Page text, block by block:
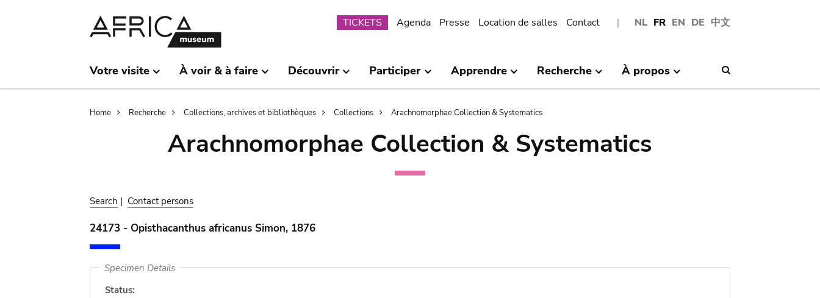
NL FR EN DE 中文
Submenu
TICKETS Agenda Presse Location de salles Contact
Votre visite À voir & à faire Découvrir Participer Apprendre Recherche À propos
Breadcrumb
Home Recherche Collections, archives et bibliothèques Collections Arachnomorphae Collection & Systematics
Arachnomorphae Collection & Systematics
Search | Contact persons
24173 - Opisthacanthus africanus Simon, 1876
Specimen Details
Status: